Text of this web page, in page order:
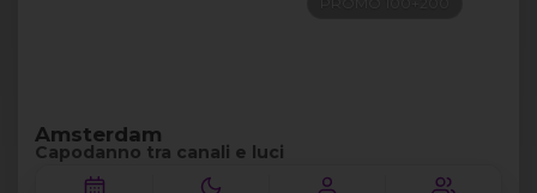
Amsterdam
Capodanno tra canali e luci